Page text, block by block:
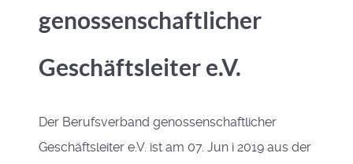
genossenschaftlicher
Geschäftsleiter e.V.
Der Berufsverband genossenschaftlicher
Geschäftsleiter e.V. ist am 07. Jun i 2019 aus der